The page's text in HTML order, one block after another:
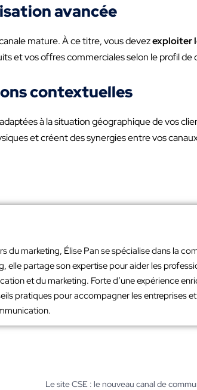
avancée
mature. À ce titre, vous devezexploiter
et vos offres commerciales selon le profil de
contextuelles
à la situation géographique de vos
et créent des synergies entre vos
du marketing, Élise Pan se spécialise dans la
partage son expertise pour aider les
et du marketing. Forte d’une expérience
pratiques pour accompagner les entreprises
Le site CSE : le nouveau canal de